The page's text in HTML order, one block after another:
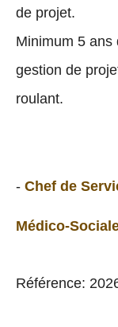
de projet.
Minimum 5 ans
gestion de
roulant.
- Chef de
Médico-
Référence: